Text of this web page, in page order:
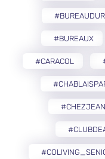
#BUREAUX
#CARACOL